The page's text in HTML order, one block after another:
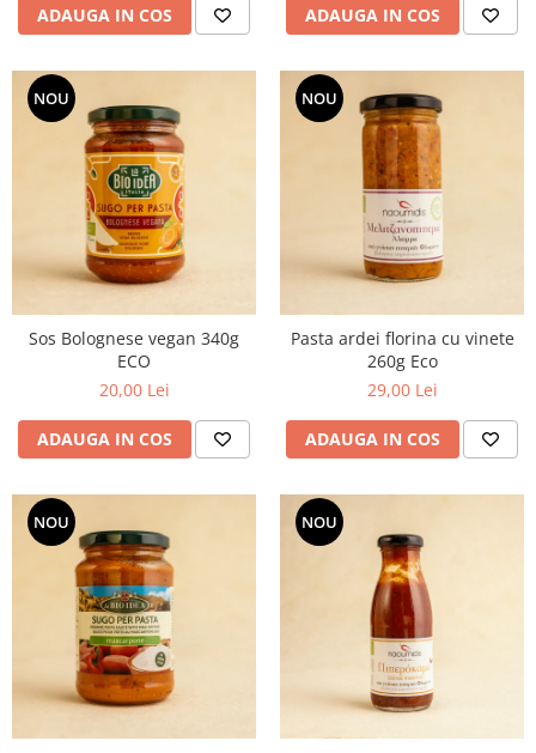
ADAUGA IN COS ADAUGA IN COS
NOU
Sos Bolognese vegan 340g
ECO
20,00 Lei
ADAUGA IN COS
NOU
Pasta ardei florina cu vinete
260g Eco
29,00 Lei
ADAUGA IN COS
NOU NOU